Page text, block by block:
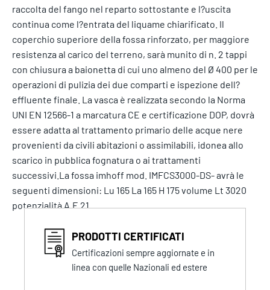
raccolta del fango nel reparto sottostante e l?uscita
continua come l?entrata del liquame chiarificato. Il
coperchio superiore della fossa rinforzato, per maggiore
resistenza al carico del terreno, sarà munito di n. 2 tappi
con chiusura a baionetta di cui uno almeno del Ø 400 per le
operazioni di pulizia dei due comparti e ispezione dell?
effluente finale. La vasca è realizzata secondo la Norma
UNI EN 12566-1 a marcatura CE e certificazione DOP, dovrà
essere adatta al trattamento primario delle acque nere
provenienti da civili abitazioni o assimilabili, idonea allo
scarico in pubblica fognatura o ai trattamenti
successivi.La fossa imhoff mod. IMFCS3000-DS- avrà le
seguenti dimensioni: Lu 165 La 165 H 175 volume Lt 3020
potenzialità A.E 21
PRODOTTI CERTIFICATI
Certificazioni sempre aggiornate e in
linea con quelle Nazionali ed estere